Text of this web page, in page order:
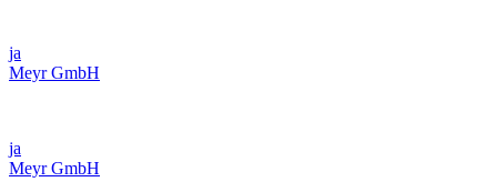
ja
Meyr GmbH
ja
Meyr GmbH